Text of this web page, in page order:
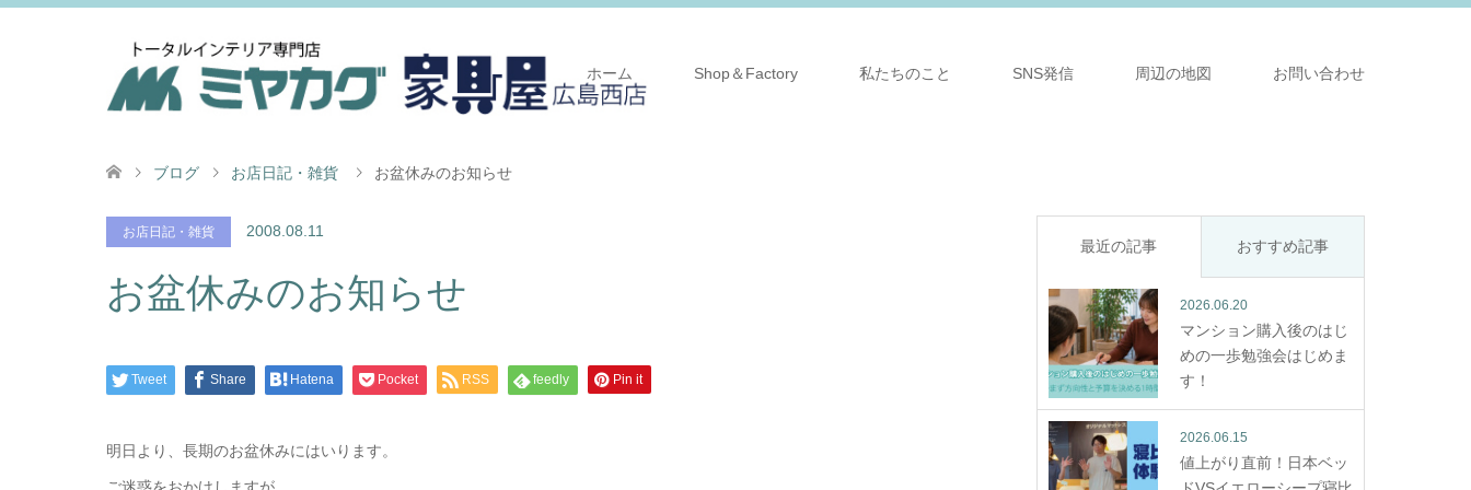
ホーム Shop＆Factory 私たちのこと SNS発信 周辺の地図 お問い合わせ
ブログ お店日記・雑貨 お盆休みのお知らせ
お店日記・雑貨 2008.08.11
お盆休みのお知らせ
Tweet Share Hatena Pocket RSS feedly Pin it
明日より、長期のお盆休みにはいります。
最近の記事 おすすめ記事
2026.06.20
マンション購入後のはじ
めの一歩勉強会はじめま
す！
2026.06.15
値上がり直前！日本ベッ